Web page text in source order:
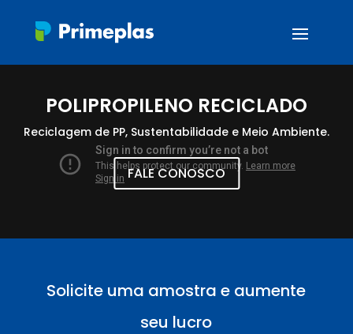
POLIPROPILENO RECICLADO
Reciclagem de PP, Sustentabilidade e Meio Ambiente.
FALE CONOSCO
Solicite uma amostra e aumente
seu lucro